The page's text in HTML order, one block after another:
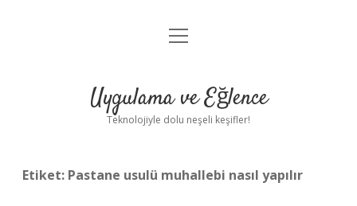
Anasayfa
Yasal Uyarı
menüyü
Uygulama ve Eğlence
Teknolojiyle dolu neşeli keşifler!
Etiket: Pastane usulü muhallebi nasıl yapılır